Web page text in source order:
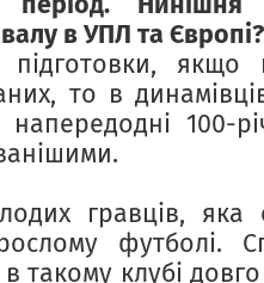
в УПЛ та Європі?
якщо
то в
100-
гравців, яка
футболі.
такому клубі